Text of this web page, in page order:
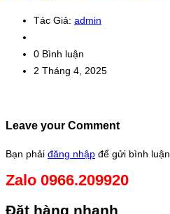
Tác Giả: admin
0 Bình luận
2 Tháng 4, 2025
Leave your Comment
Bạn phải đăng nhập để gửi bình luận.
Zalo 0966.209920
Đặt hàng nhanh